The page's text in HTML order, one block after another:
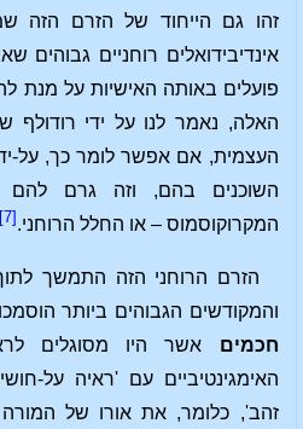
זהו גם הייחוד של הזרם הזה
אינדיבידואלים רוחניים
פועלים באותה האישיות על מנת
האלה, נאמר לנו על ידי רודולף
העצמית, אם אפשר לומר כך, על-
השוכנים בהם, וזה גרם
המקרוקוסמוס – או החלל הרוחני. [7]
הזרם הרוחני הזה התמשך
והמקודשים הגבוהים ביותר
חכמים אשר היו מסוגלים
האימגינטיביים עם 'ראיה על-
זהב', כלומר, את אורו של